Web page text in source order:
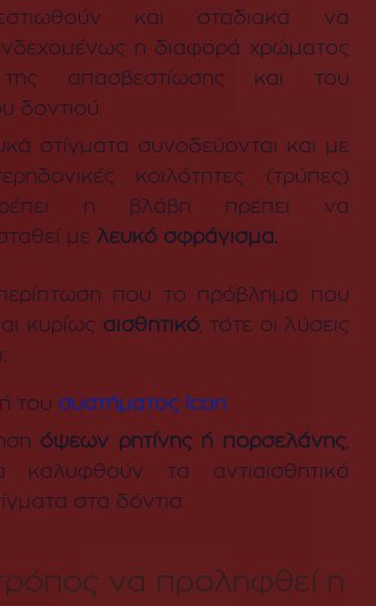
και σταδιακά να
η διαφορά χρώματος
απασβεστίωσης και του
δοντιού.
στίγματα συνοδεύονται και με
κοιλότητες (τρύπες)
η βλάβη πρέπει να
με λευκό σφράγισμα.
που το πρόβλημα που
κυρίως αισθητικό, τότε οι λύσεις
του συστήματος Icon
όψεων ρητίνης ή πορσελάνης,
τα αντιαισθητικά
στα δόντια.
να προληφθεί η